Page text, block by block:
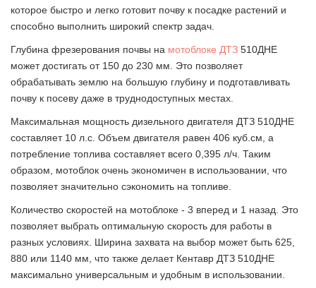
которое быстро и легко готовит почву к посадке растений и
способно выполнить широкий спектр задач.
Глубина фрезерования почвы на мотоблоке ДТЗ 510ДНE
может достигать от 150 до 230 мм. Это позволяет
обрабатывать землю на большую глубину и подготавливать
почву к посеву даже в труднодоступных местах.
Максимальная мощность дизельного двигателя ДТЗ 510ДНE
составляет 10 л.с. Объем двигателя равен 406 куб.см, а
потребление топлива составляет всего 0,395 л/ч. Таким
образом, мотоблок очень экономичен в использовании, что
позволяет значительно сэкономить на топливе.
Количество скоростей на мотоблоке - 3 вперед и 1 назад. Это
позволяет выбрать оптимальную скорость для работы в
разных условиях. Ширина захвата на выбор может быть 625,
880 или 1140 мм, что также делает Кентавр ДТЗ 510ДНE
максимально универсальным и удобным в использовании.